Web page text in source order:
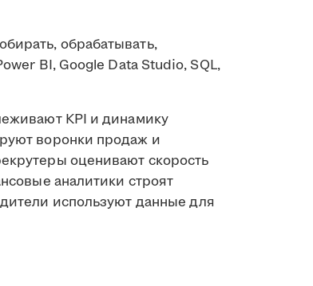
обрабатывать,
BI, Google Data Studio, SQL,
KPI и динамику
воронки продаж и
оценивают скорость
аналитики строят
используют данные для